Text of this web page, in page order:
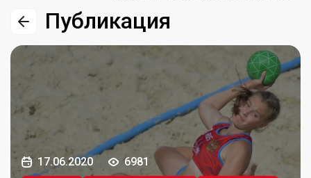
Публикация
17.06.2020
6981